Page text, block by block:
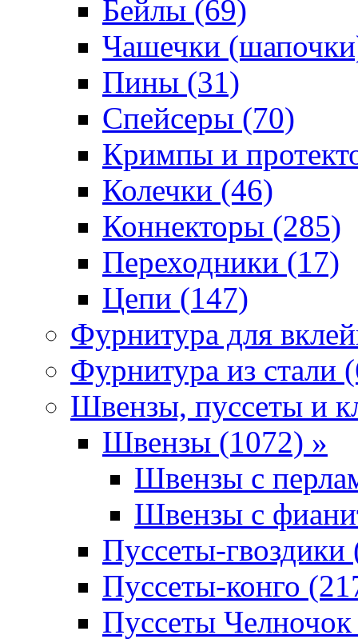
Бейлы (69)
Чашечки
Пины (31)
Спейсеры (70)
Кримпы и
Колечки (46)
Коннекторы (285)
Переходники (17)
Цепи (147)
Фурнитура для
Фурнитура из стали
Швензы, пуссеты и
Швензы (1072) »
Швензы с
Швензы с
Пуссеты-гвоздики
Пуссеты-конго
Пуссеты